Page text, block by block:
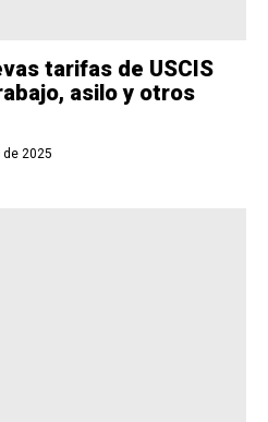
tarifas de USCIS
asilo y otros
2025